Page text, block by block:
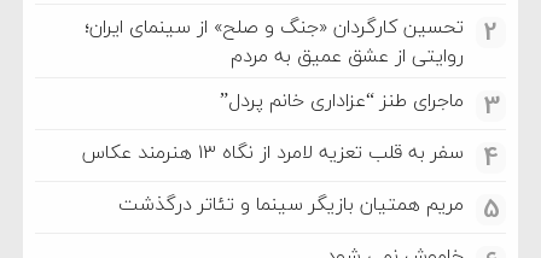
2
تحسین کارگردان «جنگ و صلح» از سینمای ایران؛
روایتی از عشق عمیق به مردم
3 ماجرای طنز “عزاداری خانم پردل”
4 سفر به قلب تعزیه لامرد از نگاه ۱۳ هنرمند عکاس
5 مریم همتیان بازیگر سینما و تئاتر درگذشت